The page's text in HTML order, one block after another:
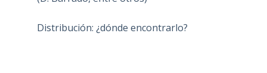
Distribución: ¿dónde encontrarlo?